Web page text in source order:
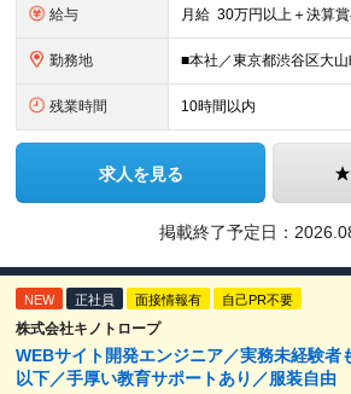
給与
勤務地
残業時間 10時間以内
求人を見る
掲載終了予定日：
NEW 正社員 面接情報有 自己PR不要
株式会社キノトロープ
WEBサイト開発エンジニア／実務未経験者
以下／手厚い教育サポートあり／服装自由